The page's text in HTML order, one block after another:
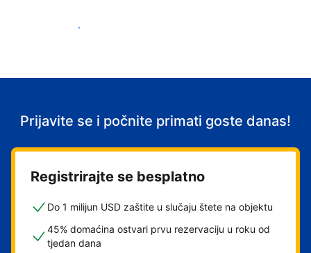
Počnite primati goste
Prijavite se i počnite primati goste danas!
Registrirajte se besplatno
Do 1 milijun USD zaštite u slučaju štete na objektu
45% domaćina ostvari prvu rezervaciju u roku od
tjedan dana